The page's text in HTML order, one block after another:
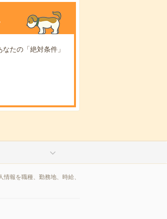
なたの「絶対条件」
報を職種、勤務地、時給、